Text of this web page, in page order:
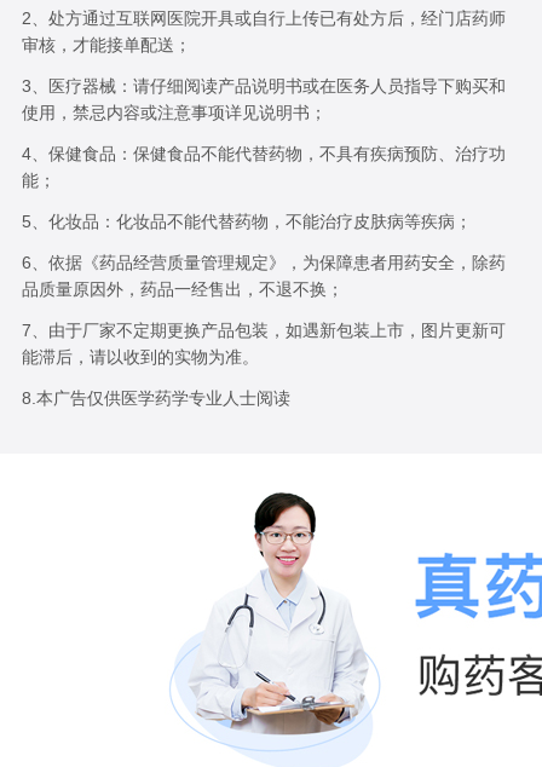
2、处方通过互联网医院开具或自行上传已有处方后，经门店药师
审核，才能接单配送；
3、医疗器械：请仔细阅读产品说明书或在医务人员指导下购买和
使用，禁忌内容或注意事项详见说明书；
4、保健食品：保健食品不能代替药物，不具有疾病预防、治疗功
能；
5、化妆品：化妆品不能代替药物，不能治疗皮肤病等疾病；
6、依据《药品经营质量管理规定》，为保障患者用药安全，除药
品质量原因外，药品一经售出，不退不换；
7、由于厂家不定期更换产品包装，如遇新包装上市，图片更新可
能滞后，请以收到的实物为准。
8.本广告仅供医学药学专业人士阅读